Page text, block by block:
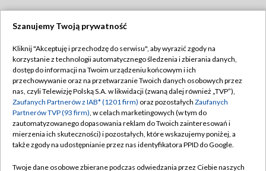
TVP
Abonament TVP
Emisja w TVP
Centrum informacji TVP
Naziemna Telewizja Cyfrowa
Regulamin TVP
Polityka prywatności
Moje zgody
Pomoc
Szanujemy Twoją prywatność
Kliknij "Akceptuję i przechodzę do serwisu", aby wyrazić zgody na
korzystanie z technologii automatycznego śledzenia i zbierania danych,
dostęp do informacji na Twoim urządzeniu końcowym i ich
przechowywanie oraz na przetwarzanie Twoich danych osobowych przez
nas, czyli Telewizję Polską S.A. w likwidacji (zwaną dalej również „TVP”),
Zaufanych Partnerów z IAB* (1201 firm) oraz pozostałych Zaufanych
Partnerów TVP (93 firm), w celach marketingowych (w tym do
zautomatyzowanego dopasowania reklam do Twoich zainteresowań i
mierzenia ich skuteczności) i pozostałych, które wskazujemy poniżej, a
także zgody na udostępnianie przez nas identyfikatora PPID do Google.
Twoje dane osobowe zbierane podczas odwiedzania przez Ciebie naszych